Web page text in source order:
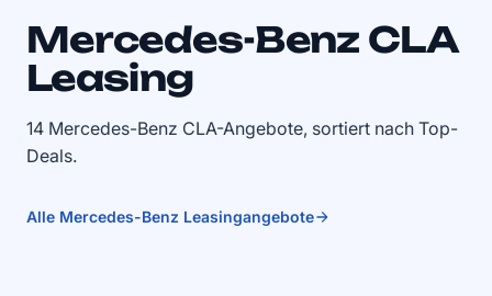
Mercedes-Benz CLA
Leasing
14 Mercedes-Benz CLA-Angebote, sortiert nach Top-
Deals.
Alle Mercedes-Benz Leasingangebote